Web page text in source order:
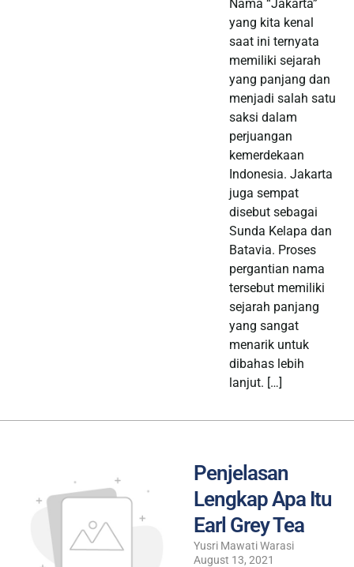
Nama “Jakarta”
yang kita kenal
saat ini ternyata
memiliki sejarah
yang panjang dan
menjadi salah satu
saksi dalam
perjuangan
kemerdekaan
Indonesia. Jakarta
juga sempat
disebut sebagai
Sunda Kelapa dan
Batavia. Proses
pergantian nama
tersebut memiliki
sejarah panjang
yang sangat
menarik untuk
dibahas lebih
lanjut. […]
Penjelasan
Lengkap Apa Itu
Earl Grey Tea
Yusri Mawati Warasi
August 13, 2021